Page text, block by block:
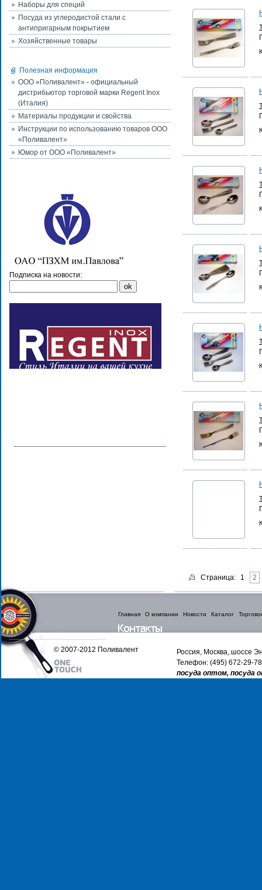
Наборы для специй
Посуда из углеродистой стали с
антипригарным покрытием
Хозяйственные товары
Полезная информация
ООО «Поливалент» - официальный
дистрибьютор торговой марки Regent Inox
(Италия)
Материалы продукции и свойства
Инструкции по использованию товаров ООО
«Поливалент»
Юмор от ООО «Поливалент»
Подписка на новости:
Страница: 1 2
Главная О компании Новости Каталог
Россия, Москва, шоссе
Телефон: (495) 672-29-
посуда оптом, посуда
© 2007-2012 Поливалент